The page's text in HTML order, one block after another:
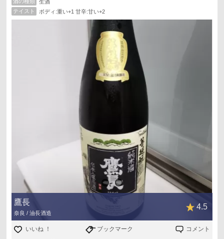
生酒
テイスト
ボディ:重い+1 甘辛:甘い+2
鷹長
奈良 / 油長酒造
4.5
いいね ！ ブックマーク コメント